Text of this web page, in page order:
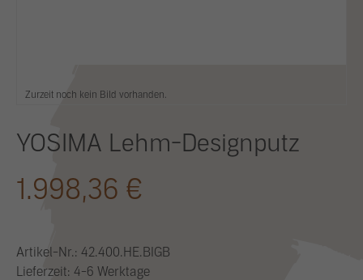
Zurzeit noch kein Bild vorhanden.
YOSIMA Lehm-Designputz
1.998,36 €
Artikel-Nr.: 42.400.HE.BIGB
Lieferzeit: 4-6 Werktage